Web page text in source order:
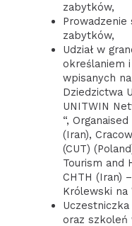
zabytków,
zabytków,
Udział w
określaniem
wpisanych
Dziedzictwa
UNITWIN
“,
(Iran),
(CUT)
Tourism and
CHTH (Iran)
Królewski na
oraz szkoleń